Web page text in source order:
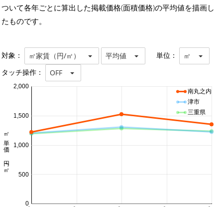
ついて各年ごとに算出した掲載価格(面積価格)の平均値を描画し
たものです。
対象： ㎡家賃（円/㎡） 平均値 単位： ㎡
タッチ操作： OFF
0
500
1,000
1,500
2,000
㎡単価 円/㎡
南丸之内
津市
三重県